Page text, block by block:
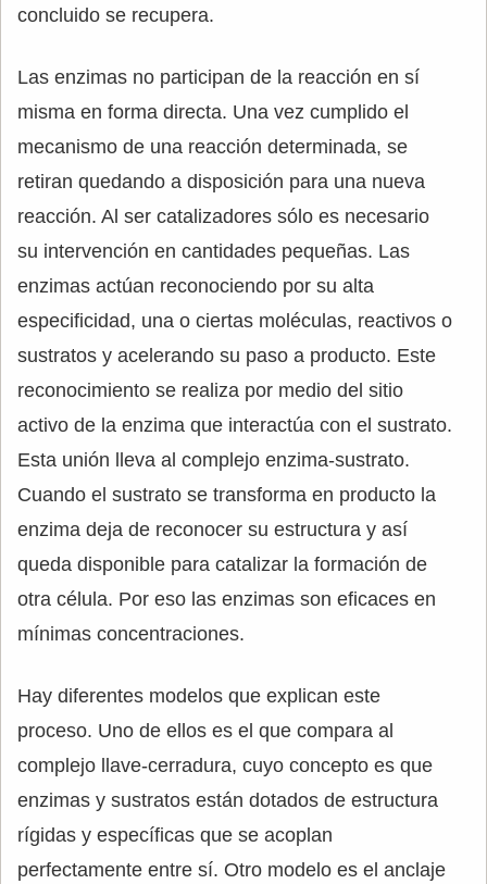
concluido se recupera.
Las enzimas no participan de la reacción en sí
misma en forma directa. Una vez cumplido el
mecanismo de una reacción determinada, se
retiran quedando a disposición para una nueva
reacción. Al ser catalizadores sólo es necesario
su intervención en cantidades pequeñas. Las
enzimas actúan reconociendo por su alta
especificidad, una o ciertas moléculas, reactivos o
sustratos y acelerando su paso a producto. Este
reconocimiento se realiza por medio del sitio
activo de la enzima que interactúa con el sustrato.
Esta unión lleva al complejo enzima-sustrato.
Cuando el sustrato se transforma en producto la
enzima deja de reconocer su estructura y así
queda disponible para catalizar la formación de
otra célula. Por eso las enzimas son eficaces en
mínimas concentraciones.
Hay diferentes modelos que explican este
proceso. Uno de ellos es el que compara al
complejo llave-cerradura, cuyo concepto es que
enzimas y sustratos están dotados de estructura
rígidas y específicas que se acoplan
perfectamente entre sí. Otro modelo es el anclaje